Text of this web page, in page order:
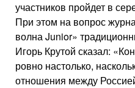
участников пройдет в
При этом на вопрос
волна Junior»
Игорь Крутой сказал:
ровно настолько,
отношения между